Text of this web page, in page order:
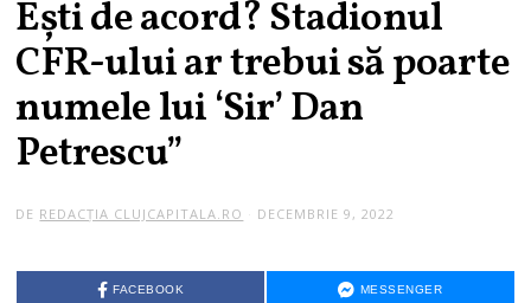
Ești de acord? Stadionul
CFR-ului ar trebui să poarte
numele lui ‘Sir’ Dan
Petrescu”
DE REDACȚIA CLUJCAPITALA.RO DECEMBRIE 9, 2022
FACEBOOK MESSENGER